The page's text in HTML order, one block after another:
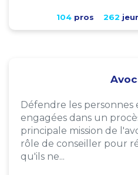
104pros 262
Défendre les personnes
engagées dans un
principale mission de
rôle de conseiller pour
qu'ils ne...